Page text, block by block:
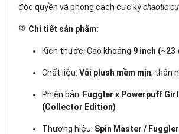
độc quyền và phong cách cực kỳchaotic
💚 Chi tiết sản phẩm:
Kích thước: Cao khoảng 9 inch (~23
Chất liệu: Vải plush mềm mịn, thân
Phiên bản: Fuggler x Powerpuff
(Collector Edition)
Thương hiệu: Spin Master /